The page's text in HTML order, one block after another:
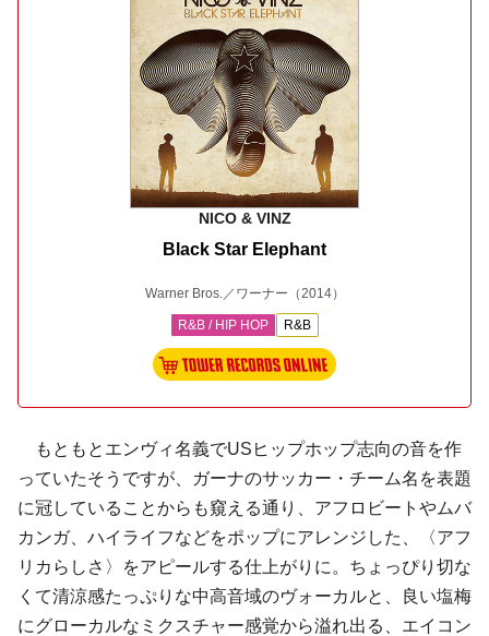
NICO & VINZ
Black Star Elephant
Warner Bros.／ワーナー （2014）
R&B / HIP HOP R&B
もともとエンヴィ名義でUSヒップホップ志向の音を作
っていたそうですが、ガーナのサッカー・チーム名を表題
に冠していることからも窺える通り、 アフロビート やムバ
カンガ、 ハイライフなどをポップにアレンジした、〈アフ
リカらしさ〉をアピールする仕上がりに。ちょっぴり切な
くて清涼感たっぷりな中高音域のヴォーカルと、良い塩梅
にグローカルなミクスチャー感覚から溢れ出る、 エイコン